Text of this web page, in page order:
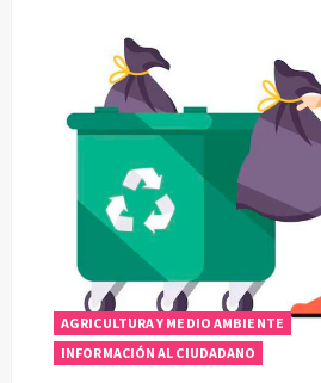
AGRICULTURA Y MEDIO AMBIENTE
INFORMACIÓN AL CIUDADANO